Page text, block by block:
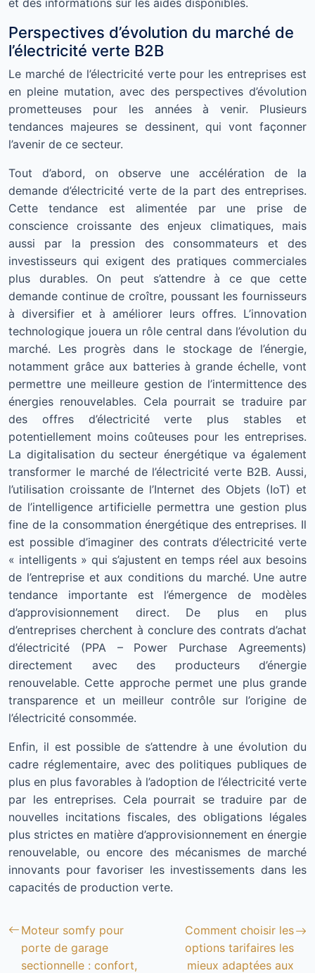
et des informations sur les aides disponibles.
Perspectives d’évolution du marché de
l’électricité verte B2B
Le marché de l’électricité verte pour les entreprises est
en pleine mutation, avec des perspectives d’évolution
prometteuses pour les années à venir. Plusieurs
tendances majeures se dessinent, qui vont façonner
l’avenir de ce secteur.
Tout d’abord, on observe une accélération de la
demande d’électricité verte de la part des entreprises.
Cette tendance est alimentée par une prise de
conscience croissante des enjeux climatiques, mais
aussi par la pression des consommateurs et des
investisseurs qui exigent des pratiques commerciales
plus durables. On peut s’attendre à ce que cette
demande continue de croître, poussant les fournisseurs
à diversifier et à améliorer leurs offres. L’innovation
technologique jouera un rôle central dans l’évolution du
marché. Les progrès dans le stockage de l’énergie,
notamment grâce aux batteries à grande échelle, vont
permettre une meilleure gestion de l’intermittence des
énergies renouvelables. Cela pourrait se traduire par
des offres d’électricité verte plus stables et
potentiellement moins coûteuses pour les entreprises.
La digitalisation du secteur énergétique va également
transformer le marché de l’électricité verte B2B. Aussi,
l’utilisation croissante de l’Internet des Objets (IoT) et
de l’intelligence artificielle permettra une gestion plus
fine de la consommation énergétique des entreprises. Il
est possible d’imaginer des contrats d’électricité verte
« intelligents » qui s’ajustent en temps réel aux besoins
de l’entreprise et aux conditions du marché. Une autre
tendance importante est l’émergence de modèles
d’approvisionnement direct. De plus en plus
d’entreprises cherchent à conclure des contrats d’achat
d’électricité (PPA – Power Purchase Agreements)
directement avec des producteurs d’énergie
renouvelable. Cette approche permet une plus grande
transparence et un meilleur contrôle sur l’origine de
l’électricité consommée.
Enfin, il est possible de s’attendre à une évolution du
cadre réglementaire, avec des politiques publiques de
plus en plus favorables à l’adoption de l’électricité verte
par les entreprises. Cela pourrait se traduire par de
nouvelles incitations fiscales, des obligations légales
plus strictes en matière d’approvisionnement en énergie
renouvelable, ou encore des mécanismes de marché
innovants pour favoriser les investissements dans les
capacités de production verte.
Moteur somfy pour
porte de garage
sectionnelle : confort,
Comment choisir les
options tarifaires les
mieux adaptées aux